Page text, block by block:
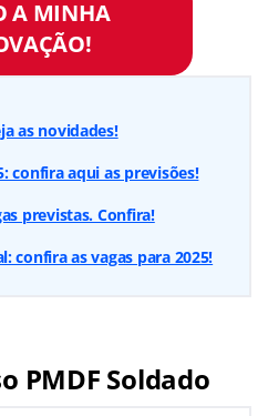
A MINHA
as novidades!
confira aqui as previsões!
previstas. Confira!
confira as vagas para 2025!
PMDF Soldado